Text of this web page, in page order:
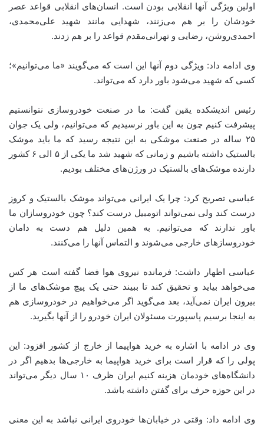
اولین ویژگی آنها انقلابی بودن است. انسان‌های انقلابی قواعد عصر
خودشان را بر هم می‌زنند، شهدایی مانند شهید علی‌محمدی،
احمدی‌روشن، رضایی و تهرانی‌مقدم قواعد را بر هم زدند.
وی ادامه داد: ویژگی دوم آنها این است که می‌گویند «ما می‌توانیم»؛
کسی که شهید می‌شود باور دارد که می‌تواند.
رئیس اندیشکده یقین گفت: ما در صنعت خودروسازی نتوانستیم
پیشرفت کنیم چون به این باور نرسیدیم که می‌توانیم، ولی یک جوان
۲۵ ساله در صنعت موشکی به این نتیجه رسید که ما باید موشک
بالستیک داشته باشیم و زمانی که شهید شد ما یکی از ۵ الی ۶ کشور
دارنده موشک‌های بالستیک در ورژن‌های مختلف بودیم.
عباسی تصریح کرد: چرا یک ایرانی می‌تواند موشک بالستیک و کروز
درست کند ولی نمی‌تواند اتومبیل درست کند؟ چون خودروسازان ما
باور ندارند که می‌توانیم. به همین دلیل هم دست به دامان
خودروسازهای خارجی می‌شوند و التماس آنها را می‌کنند.
عباسی اظهار داشت: فرمانده نیروی هوا فضا گفته است هر کس
می‌خواهد بیاید و تحقیق کند تا ببیند حتی یک پیچ موشک‌های ما از
بیرون ایران نمی‌آید، بعد می‌گوید اگر می‌خواهیم در خودروسازی هم
به اینجا برسیم پاسپورت مسئولان ایران خودرو را از آنها بگیرید.
وی در ادامه با اشاره به خرید هواپیما از خارج از کشور افزود: این
پولی را که قرار است برای خرید هواپیما به خارجی‌ها بدهیم اگر در
دانشگاه‌های خودمان هزینه کنیم ایران ظرف ۱۰ سال دیگر می‌تواند
در این حوزه حرف برای گفتن داشته باشد.
وی ادامه داد: وقتی در خیابان‌ها خودروی ایرانی نباشد به این معنی